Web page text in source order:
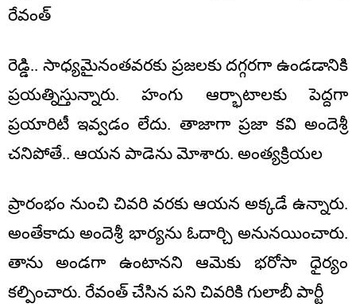
రేవంత్
రెడ్డి.. సాధ్యమైనంతవరకు ప్రజలకు దగ్గరగా ఉండడానికి
ప్రయత్నిస్తున్నారు. హంగు ఆర్భాటాలకు పెద్దగా
ప్రయారిటీ ఇవ్వడం లేదు. తాజాగా ప్రజా కవి అందెశ్రీ
చనిపోతే.. ఆయన పాడెను మోశారు. అంత్యక్రియల
ప్రారంభం నుంచి చివరి వరకు ఆయన అక్కడే ఉన్నారు.
అంతేకాదు అందెశ్రీ భార్యను ఓదార్చి అనునయించారు.
తాను అండగా ఉంటానని ఆమెకు భరోసా ధైర్యం
కల్పించారు. రేవంత్ చేసిన పని చివరికి గులాబీ పార్టీ